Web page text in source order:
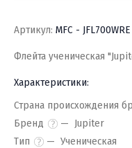
Артикул: MFC - JFL700WRE
Флейта ученическая
Характеристики:
Страна происхождения
Бренд
Jupiter
Тип
Ученическая